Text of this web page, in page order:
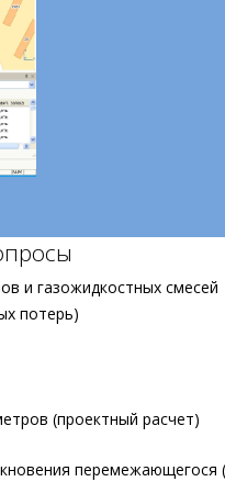
и газожидкостных смесей
потерь)
(проектный расчет)
перемежающегося